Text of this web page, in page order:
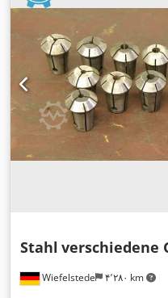
Wiefelstede ۴٬۲۸۰ km
Stahl verschiedene